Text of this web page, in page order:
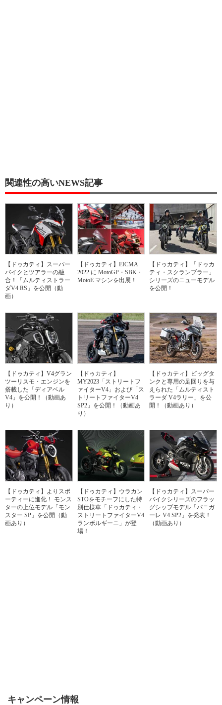
関連性の高いNEWS記事
【ドゥカティ】スーパー
バイクとツアラーの融
合！「ムルティストラー
ダV4 RS」を公開（動
画）
【ドゥカティ】EICMA
2022 に MotoGP・SBK・
MotoE マシンを出展！
【ドゥカティ】「ドゥカ
ティ・スクランブラー」
シリーズのニューモデル
を公開！
【ドゥカティ】V4グラン
ツーリスモ・エンジンを
搭載した「ディアベル
V4」を公開！（動画あ
り）
【ドゥカティ】
MY2023「ストリートフ
ァイターV4」および「ス
トリートファイターV4
SP2」を公開！（動画あ
り）
【ドゥカティ】ビッグタ
ンクと専用の足回りを与
えられた「ムルティスト
ラーダ V4ラリー」を公
開！（動画あり）
【ドゥカティ】よりスポ
ーティーに進化！ モンス
ターの上位モデル「モン
スター SP」を公開（動
画あり）
【ドゥカティ】ウラカン
STOをモチーフにした特
別仕様車「ドゥカティ・
ストリートファイターV4
ランボルギーニ」が登
場！
【ドゥカティ】スーパー
バイクシリーズのフラッ
グシップモデル「パニガ
ーレ V4 SP2」を発表！
（動画あり）
キャンペーン情報